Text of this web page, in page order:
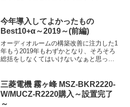
本の保存などの物置として使っていた部
屋をオーデ...
今年導入してよかったもの
Best10+α～2019～(前編)
オーディオルームの構築改善に注力した1
年もう2019年もわずかとなり、そろそろ
総括をしなくてはいけないなぁと思って
できないものもあると思いますが、手の
回らなかった...
三菱電機 霧ヶ峰 MSZ-BKR2220-
W/MUCZ-R2220購入～設置完了
～